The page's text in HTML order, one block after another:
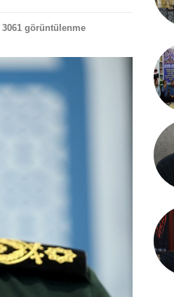
3061 görüntülenme